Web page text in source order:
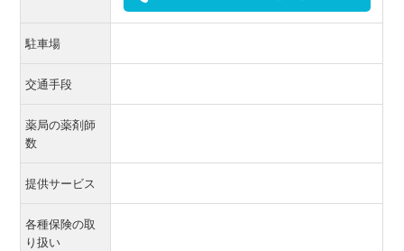
駐車場
交通手段
薬局の薬剤師
数
提供サービス
各種保険の取
り扱い